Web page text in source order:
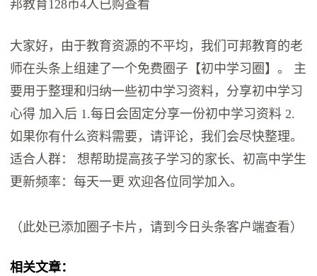
邦教育128币4人已购查看
大家好，由于教育资源的不平均，我们可邦教育的老
师在头条上组建了一个免费圈子【初中学习圈】。 主
要用于整理和归纳一些初中学习资料，分享初中学习
心得 加入后 1.每日会固定分享一份初中学习资料 2.
如果你有什么资料需要，请评论，我们会尽快整理。
适合人群： 想帮助提高孩子学习的家长、初高中学生
更新频率：每天一更 欢迎各位同学加入。
（此处已添加圈子卡片，请到今日头条客户端查看）
相关文章：